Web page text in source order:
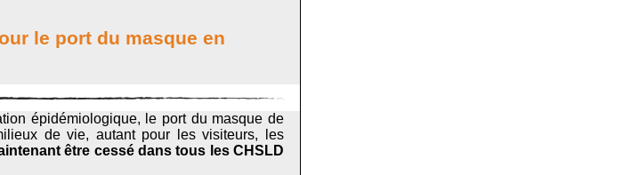
le port du masque en
épidémiologique, le port du masque de
de vie, autant pour les visiteurs, les
être cessé dans tous les CHSLD